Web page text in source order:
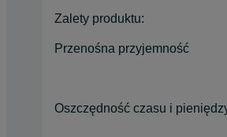
Zalety produktu:
Przenośna przyjemność
Oszczędność czasu i